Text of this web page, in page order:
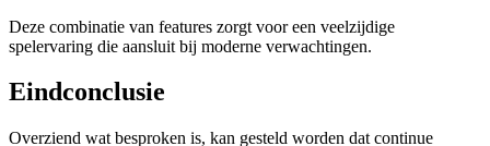
Deze combinatie van features zorgt voor een veelzijdige
spelervaring die aansluit bij moderne verwachtingen.
Eindconclusie
Overziend wat besproken is, kan gesteld worden dat continue